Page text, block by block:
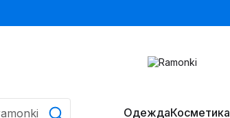
ОдеждаКосметика